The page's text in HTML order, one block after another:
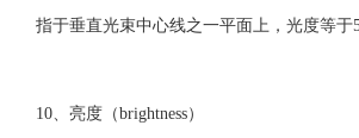
指于垂直光束中心线之一平面上，光度等
10、亮度（brightness）